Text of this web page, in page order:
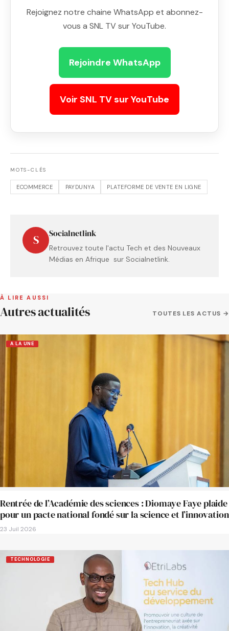
Rejoignez notre chaine WhatsApp et abonnez-
vous a SNL TV sur YouTube.
Rejoindre WhatsApp
Voir SNL TV sur YouTube
MOTS-CLÉS
ECOMMERCE PAYDUNYA PLATEFORME DE VENTE EN LIGNE
S Socialnetlink
Retrouvez toute l'actu Tech et des Nouveaux
Médias en Afrique sur Socialnetlink.
À LIRE AUSSI
Autres actualités TOUTES LES ACTUS →
A LA UNE
Rentrée de l’Académie des sciences : Diomaye Faye plaide
pour un pacte national fondé sur la science et l’innovation
23 Juil 2026
TECHNOLOGIE